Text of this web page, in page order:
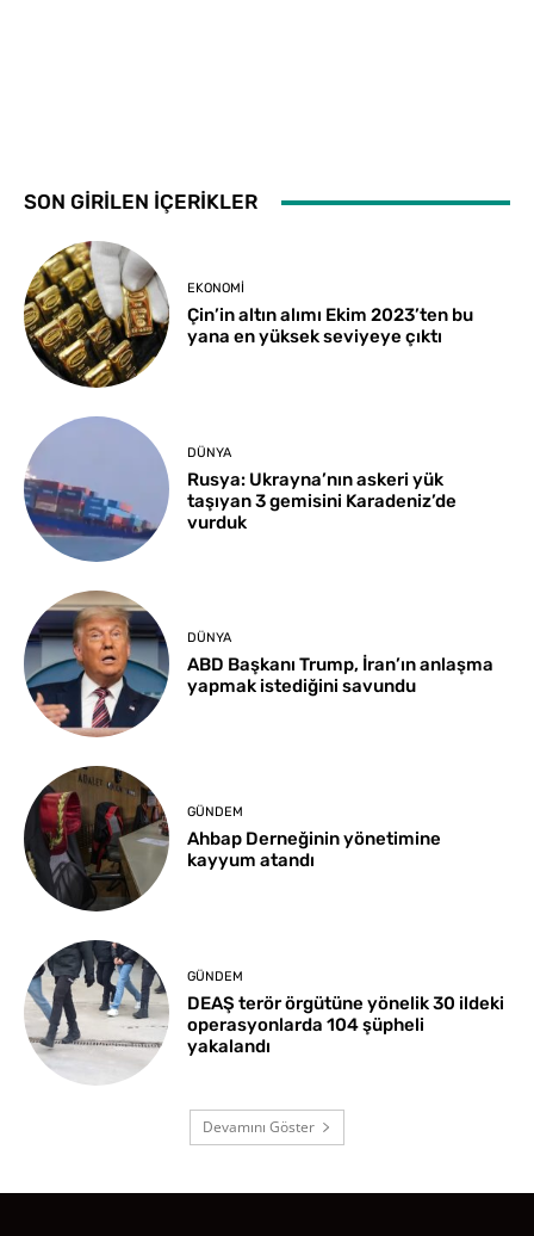
SON GİRİLEN İÇERİKLER
EKONOMI
Çin’in altın alımı Ekim 2023’ten bu
yana en yüksek seviyeye çıktı
DÜNYA
Rusya: Ukrayna’nın askeri yük
taşıyan 3 gemisini Karadeniz’de
vurduk
DÜNYA
ABD Başkanı Trump, İran’ın anlaşma
yapmak istediğini savundu
GÜNDEM
Ahbap Derneğinin yönetimine
kayyum atandı
GÜNDEM
DEAŞ terör örgütüne yönelik 30 ildeki
operasyonlarda 104 şüpheli
yakalandı
Devamını Göster